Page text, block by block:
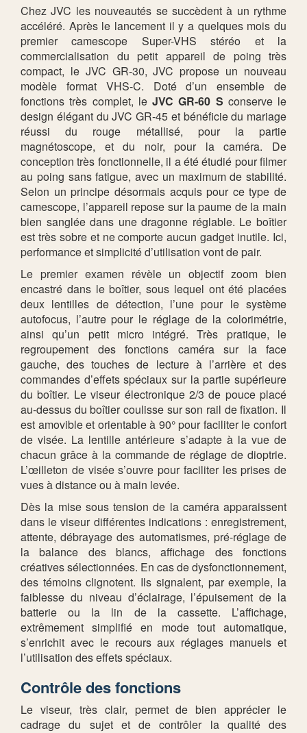
Chez JVC les nouveautés se succèdent à un rythme
accéléré. Après le lancement il y a quelques mois du
premier camescope Super-VHS stéréo et la
commercialisation du petit appareil de poing très
compact, le JVC GR-30, JVC propose un nouveau
modèle format VHS-C. Doté d’un ensemble de
fonctions très complet, le JVC GR-60 S conserve le
design élégant du JVC GR-45 et bénéficie du mariage
réussi du rouge métallisé, pour la partie
magnétoscope, et du noir, pour la caméra. De
conception très fonctionnelle, il a été étudié pour filmer
au poing sans fatigue, avec un maximum de stabilité.
Selon un principe désormais acquis pour ce type de
camescope, l’appareil repose sur la paume de la main
bien sanglée dans une dragonne réglable. Le boîtier
est très sobre et ne comporte aucun gadget inutile. Ici,
performance et simplicité d’utilisation vont de pair.
Le premier examen révèle un objectif zoom bien
encastré dans le boîtier, sous lequel ont été placées
deux lentilles de détection, l’une pour le système
autofocus, l’autre pour le réglage de la colorimétrie,
ainsi qu’un petit micro intégré. Très pratique, le
regroupement des fonctions caméra sur la face
gauche, des touches de lecture à l’arrière et des
commandes d’effets spéciaux sur la partie supérieure
du boîtier. Le viseur électronique 2/3 de pouce placé
au-dessus du boîtier coulisse sur son rail de fixation. Il
est amovible et orientable à 90° pour faciliter le confort
de visée. La lentille antérieure s’adapte à la vue de
chacun grâce à la commande de réglage de dioptrie.
L’œilleton de visée s’ouvre pour faciliter les prises de
vues à distance ou à main levée.
Dès la mise sous tension de la caméra apparaissent
dans le viseur différentes indications : enregistrement,
attente, débrayage des automatismes, pré-réglage de
la balance des blancs, affichage des fonctions
créatives sélectionnées. En cas de dysfonctionnement,
des témoins clignotent. Ils signalent, par exemple, la
faiblesse du niveau d’éclairage, l’épuisement de la
batterie ou la lin de la cassette. L’affichage,
extrêmement simplifié en mode tout automatique,
s’enrichit avec le recours aux réglages manuels et
l’utilisation des effets spéciaux.
Contrôle des fonctions
Le viseur, très clair, permet de bien apprécier le
cadrage du sujet et de contrôler la qualité des